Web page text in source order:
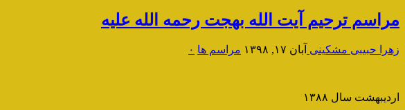
مراسم ترحیم آیت الله بهجت رحمه الله علیه
زهرا حبیبی مشکینی آبان ۱۷, ۱۳۹۸ مراسم ها ۰
اردیبهشت سال ۱۳۸۸